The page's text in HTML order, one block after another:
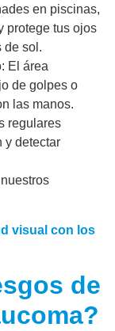
en piscinas,
protege tus ojos
de sol.
El área
de golpes o
las manos.
regulares
y detectar
visual con los
de